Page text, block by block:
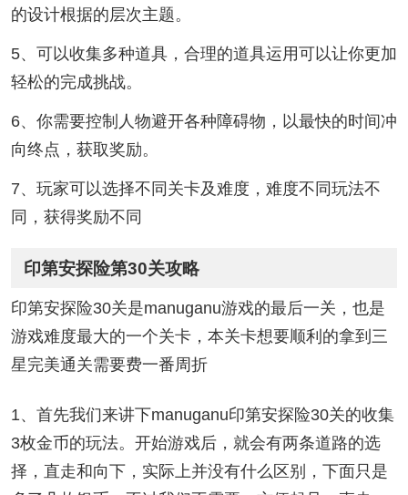
的设计根据的层次主题。
5、可以收集多种道具，合理的道具运用可以让你更加
轻松的完成挑战。
6、你需要控制人物避开各种障碍物，以最快的时间冲
向终点，获取奖励。
7、玩家可以选择不同关卡及难度，难度不同玩法不
同，获得奖励不同
印第安探险第30关攻略
印第安探险30关是manuganu游戏的最后一关，也是
游戏难度最大的一个关卡，本关卡想要顺利的拿到三
星完美通关需要费一番周折
1、首先我们来讲下manuganu印第安探险30关的收集
3枚金币的玩法。开始游戏后，就会有两条道路的选
择，直走和向下，实际上并没有什么区别，下面只是